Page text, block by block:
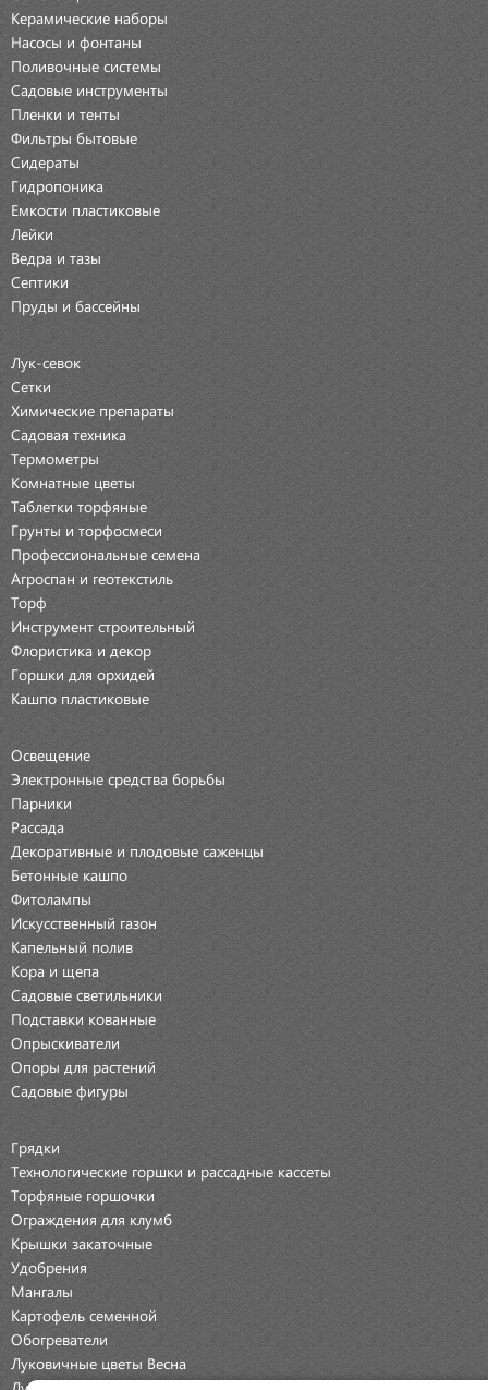
Керамические наборы
Насосы и фонтаны
Поливочные системы
Садовые инструменты
Пленки и тенты
Фильтры бытовые
Сидераты
Гидропоника
Емкости пластиковые
Лейки
Ведра и тазы
Септики
Пруды и бассейны
Лук-севок
Сетки
Химические препараты
Садовая техника
Термометры
Комнатные цветы
Таблетки торфяные
Грунты и торфосмеси
Профессиональные семена
Агроспан и геотекстиль
Торф
Инструмент строительный
Флористика и декор
Горшки для орхидей
Кашпо пластиковые
Освещение
Электронные средства борьбы
Парники
Рассада
Декоративные и плодовые саженцы
Бетонные кашпо
Фитолампы
Искусственный газон
Капельный полив
Кора и щепа
Садовые светильники
Подставки кованные
Опрыскиватели
Опоры для растений
Садовые фигуры
Грядки
Технологические горшки и рассадные кассеты
Торфяные горшочки
Ограждения для клумб
Крышки закаточные
Удобрения
Мангалы
Картофель семенной
Обогреватели
Луковичные цветы Весна
Луковичные цветы Осень